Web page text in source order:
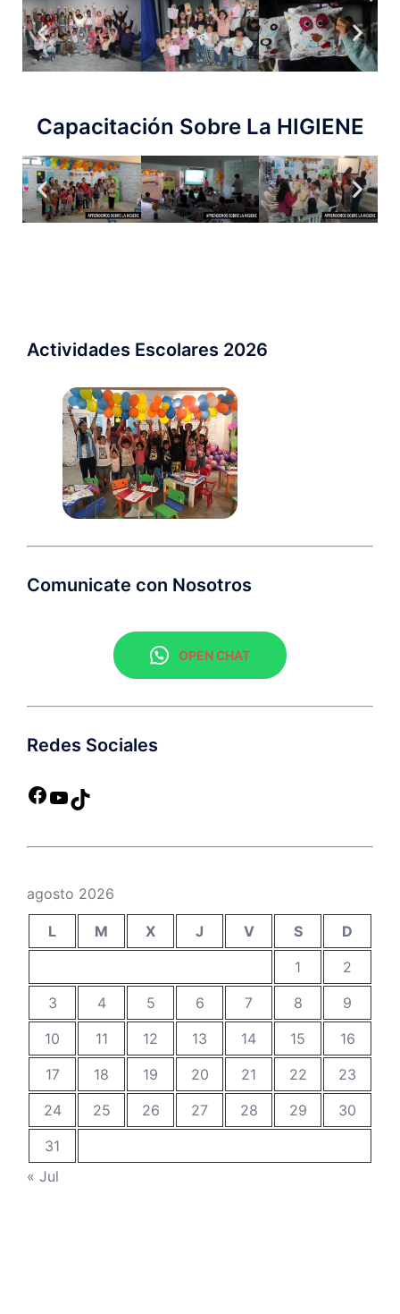
Capacitación Sobre La HIGIENE
Actividades Escolares 2026 ​
Comunicate con Nosotros
OPEN CHAT
Redes Sociales
agosto 2026
L M X J V S
D
1
2
3
4 5 6 7 8
9
10
11 12 13 14 15
16
17
18 19 20 21 22
23
24
25 26 27 28 29
30
31
« Jul